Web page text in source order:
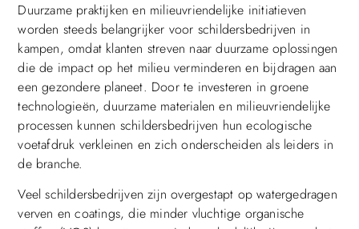
Duurzame praktijken en milieuvriendelijke initiatieven
worden steeds belangrijker voor schildersbedrijven in
kampen, omdat klanten streven naar duurzame oplossingen
die de impact op het milieu verminderen en bijdragen aan
een gezondere planeet. Door te investeren in groene
technologieën, duurzame materialen en milieuvriendelijke
processen kunnen schildersbedrijven hun ecologische
voetafdruk verkleinen en zich onderscheiden als leiders in
de branche.
Veel schildersbedrijven zijn overgestapt op watergedragen
verven en coatings, die minder vluchtige organische